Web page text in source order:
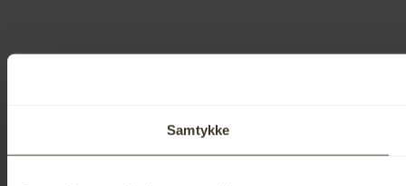
Samtykke